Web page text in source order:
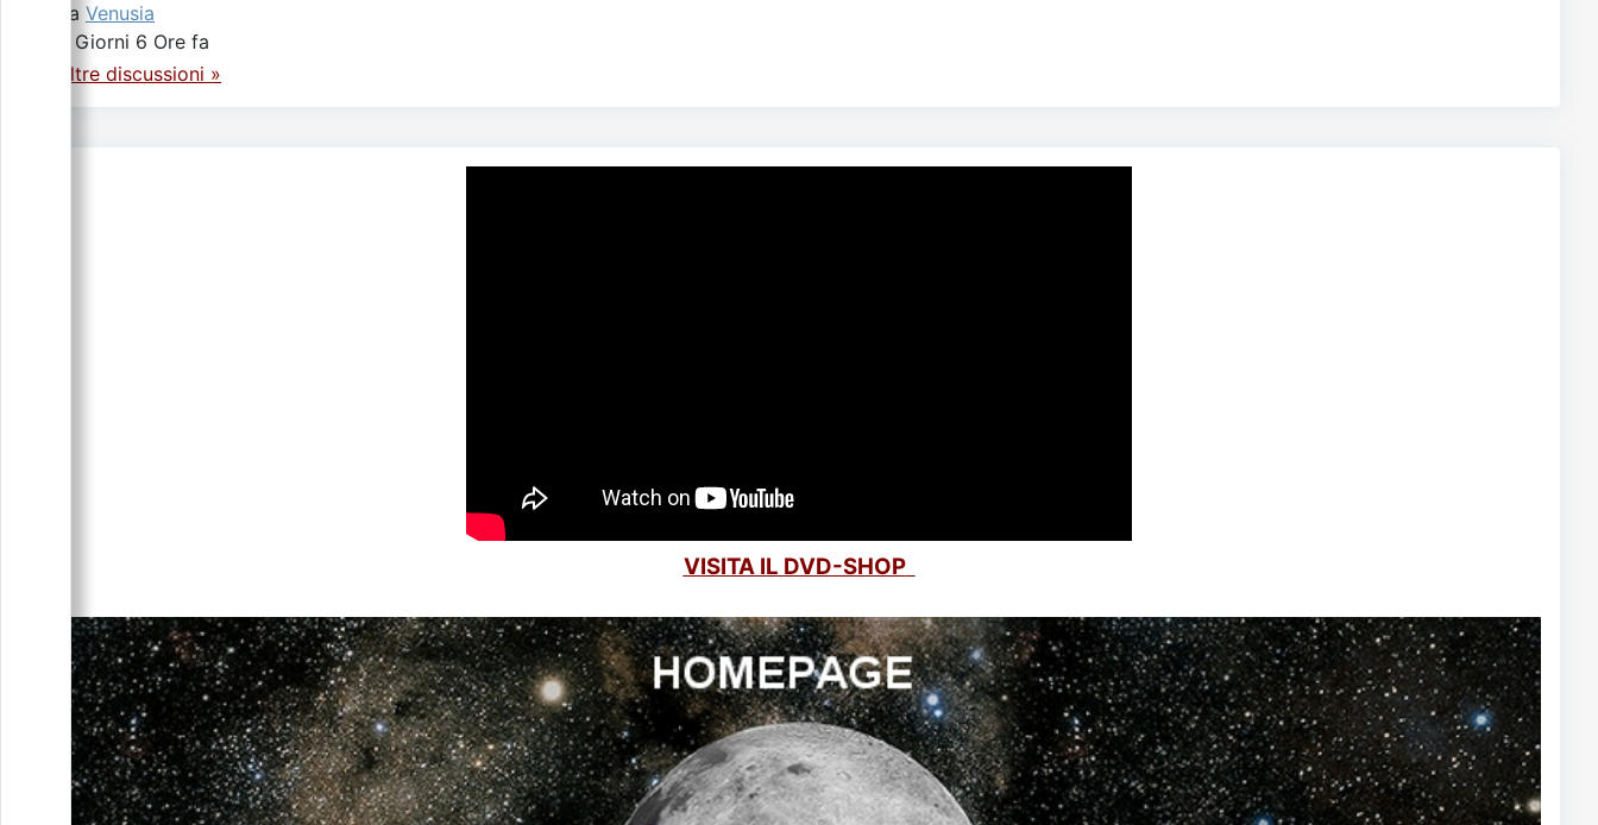
da Venusia
5 Giorni 6 Ore fa
Altre discussioni »
VISITA IL DVD-SHOP